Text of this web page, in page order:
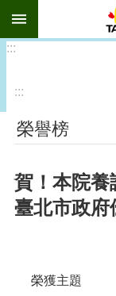
跳到主要內容區塊
:::
:::
榮譽榜
賀！本院養
臺北市政府
榮獲主題